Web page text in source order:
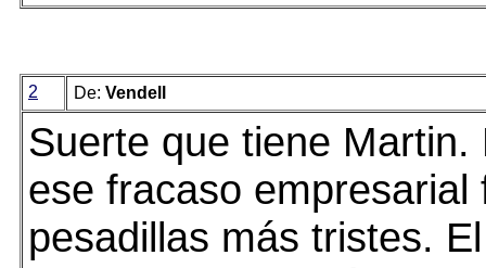
2 De: Vendell
Suerte que tiene
ese fracaso
pesadillas más tristes.